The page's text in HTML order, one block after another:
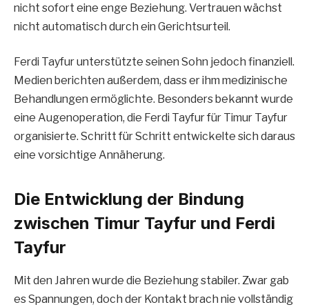
nicht sofort eine enge Beziehung. Vertrauen wächst
nicht automatisch durch ein Gerichtsurteil.
Ferdi Tayfur unterstützte seinen Sohn jedoch finanziell.
Medien berichten außerdem, dass er ihm medizinische
Behandlungen ermöglichte. Besonders bekannt wurde
eine Augenoperation, die Ferdi Tayfur für Timur Tayfur
organisierte. Schritt für Schritt entwickelte sich daraus
eine vorsichtige Annäherung.
Die Entwicklung der Bindung
zwischen Timur Tayfur und Ferdi
Tayfur
Mit den Jahren wurde die Beziehung stabiler. Zwar gab
es Spannungen, doch der Kontakt brach nie vollständig